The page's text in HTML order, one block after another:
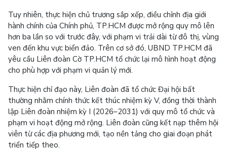
Tuy nhiên, thực hiện chủ trương sắp xếp, điều chỉnh địa giới
hành chính của Chính phủ, TP.HCM được mở rộng quy mô lên
hơn ba lần so với trước đây, với phạm vi trải dài từ đô thị, vùng
ven đến khu vực biển đảo. Trên cơ sở đó, UBND TP.HCM đã
yêu cầu Liên đoàn Cờ TP.HCM tổ chức lại mô hình hoạt động
cho phù hợp với phạm vi quản lý mới.
Thực hiện chỉ đạo này, Liên đoàn đã tổ chức Đại hội bất
thường nhằm chính thức kết thúc nhiệm kỳ V, đồng thời thành
lập Liên đoàn nhiệm kỳ I (2026–2031) với quy mô tổ chức và
phạm vi hoạt động mở rộng. Liên đoàn cũng kết nạp thêm hội
viên từ các địa phương mới, tạo nền tảng cho giai đoạn phát
triển tiếp theo.